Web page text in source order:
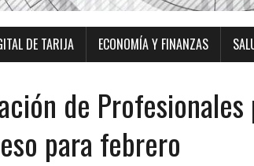
DE TARIJA ECONOMÍA Y FINANZAS
de
para febrero